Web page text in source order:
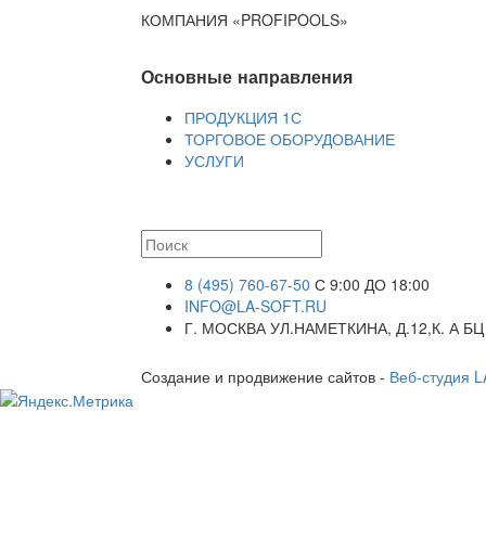
КОМПАНИЯ «PROFIPOOLS»
Основные направления
ПРОДУКЦИЯ 1С
ТОРГОВОЕ ОБОРУДОВАНИЕ
УСЛУГИ
8 (495) 760-67-50 С 9:00 ДО 18:00
INFO@LA-SOFT.RU
Г. МОСКВА УЛ.НАМЕТКИНА, Д.12,К. А
Создание и продвижение сайтов - Веб-студия